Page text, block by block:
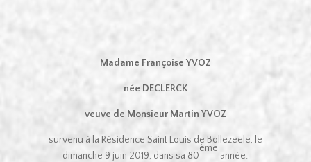
Madame Françoise YVOZ
née DECLERCK
veuve de Monsieur Martin YVOZ
survenu à la Résidence Saint Louis de Bollezeele, le
dimanche 9 juin 2019, dans sa 80
ème
année.